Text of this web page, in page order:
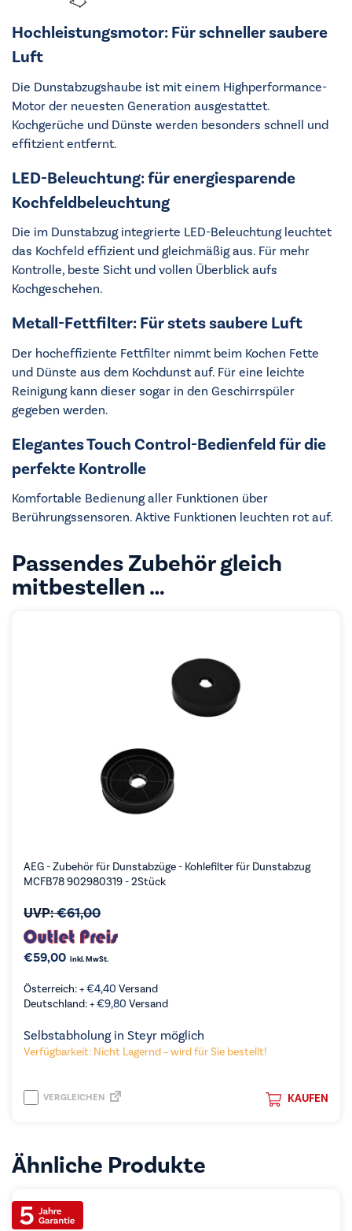
Hochleistungsmotor: Für schneller saubere
Luft
Die Dunstabzugshaube ist mit einem Highperformance-
Motor der neuesten Generation ausgestattet.
Kochgerüche und Dünste werden besonders schnell und
effitzient entfernt.
LED-Beleuchtung: für energiesparende
Kochfeldbeleuchtung
Die im Dunstabzug integrierte LED-Beleuchtung leuchtet
das Kochfeld effizient und gleichmäßig aus. Für mehr
Kontrolle, beste Sicht und vollen Überblick aufs
Kochgeschehen.
Metall-Fettfilter: Für stets saubere Luft
Der hocheffiziente Fettfilter nimmt beim Kochen Fette
und Dünste aus dem Kochdunst auf. Für eine leichte
Reinigung kann dieser sogar in den Geschirrspüler
gegeben werden.
Elegantes Touch Control-Bedienfeld für die
perfekte Kontrolle
Komfortable Bedienung aller Funktionen über
Berührungssensoren. Aktive Funktionen leuchten rot auf.
Passendes Zubehör gleich
mitbestellen …
AEG - Zubehör für Dunstabzüge - Kohlefilter für Dunstabzug
MCFB78 902980319 - 2Stück
UVP:€61,00
€59,00 inkl. MwSt.
Österreich: +€4,40 Versand
Deutschland: +€9,80 Versand
Selbstabholung in Steyr möglich
Verfügbarkeit: Nicht Lagernd – wird für Sie bestellt!
KAUFEN
VERGLEICHEN
Ähnliche Produkte